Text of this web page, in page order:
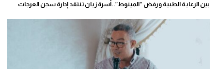
بين الرعاية الطبية ورفض “المينوط”..أسرة زيان تنتقد إدارة سجن العرجات